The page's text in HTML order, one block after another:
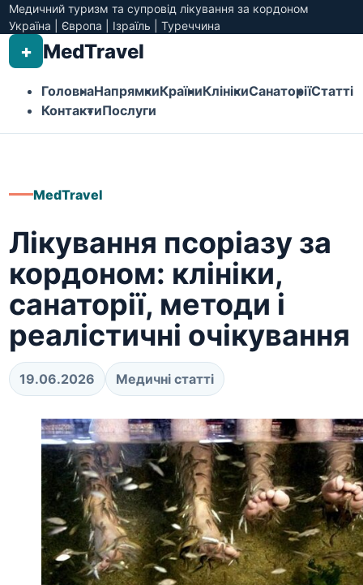
Медичний туризм та супровід лікування за кордоном
Україна | Європа | Ізраїль | Туреччина
+ MedTravel
ГоловнаНапрямкиКраїниКлінікиСанаторіїСтатті
КонтактиПослуги
MedTravel
Лікування псоріазу за
кордоном: клініки,
санаторії, методи і
реалістичні очікування
19.06.2026 Медичні статті